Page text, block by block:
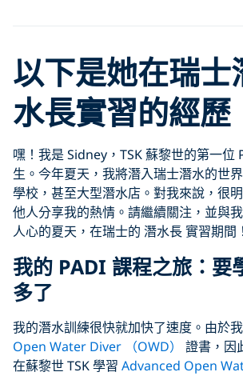
以下是她在瑞士
水長實習的經歷
嘿！我是 Sidney，TSK 蘇黎世的第一位
生。今年夏天，我將潛入瑞士潛水的
學校，甚至大型潛水店。對我來說，很
他人分享我的熱情。請繼續關注，並與
人心的夏天，在瑞士的 潛水長 實習期間！
我的 PADI 課程之旅：要
多了
我的潛水訓練很快就加快了速度。由於
Open Water Diver （OWD）
證書，因
在蘇黎世 TSK 學習 Advanced Open